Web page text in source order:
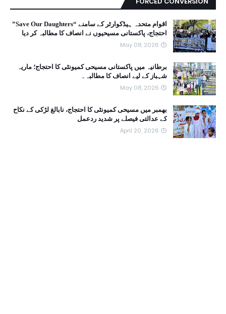
اقوام متحدہ ہیڈکوارٹر کے سامنے “Save Our Daughters”
احتجاج، پاکستانی مسیحیوں نے انصاف کا مطالبہ کر دیا
May 08, 2026
برطانیہ میں پاکستانی مسیحی کمیونٹی کا احتجاج؛ ماریہ
شہباز کے لیے انصاف کا مطالبہ۔
May 08, 2026
بھمبر میں مسیحی کمیونٹی کا احتجاج، نابالغ لڑکی کے نکاح
کے عدالتی فیصلے پر شدید ردعمل
April 20, 2026